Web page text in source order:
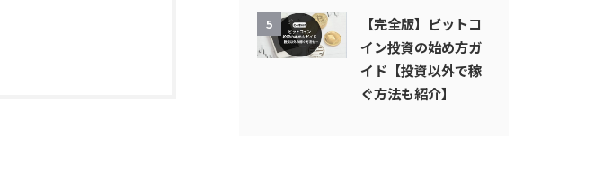
5
【完全版】ビットコ
イン投資の始め方ガ
イド【投資以外で稼
ぐ方法も紹介】